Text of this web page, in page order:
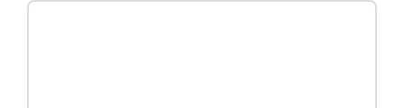
Komentar
Nama
Surel
Situs